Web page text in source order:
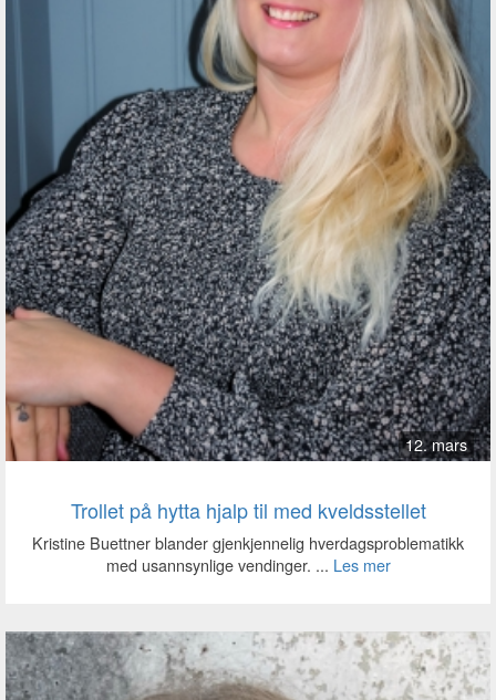
12. mars
Trollet på hytta hjalp til med kveldsstellet
Kristine Buettner blander gjenkjennelig hverdagsproblematikk
med usannsynlige vendinger. ... Les mer